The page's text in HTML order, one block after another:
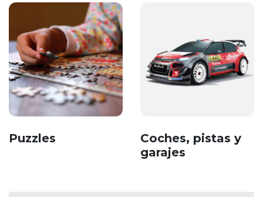
Puzzles
Coches, pistas y
garajes